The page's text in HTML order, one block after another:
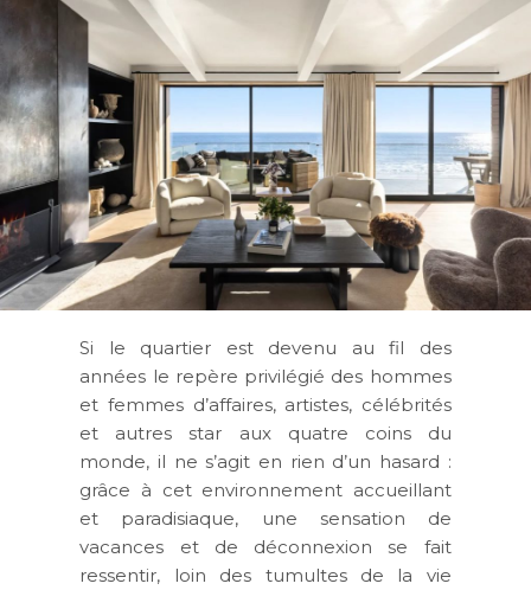
Si le quartier est devenu au fil des
années le repère privilégié des hommes
et femmes d’affaires, artistes, célébrités
et autres star aux quatre coins du
monde, il ne s’agit en rien d’un hasard :
grâce à cet environnement accueillant
et paradisiaque, une sensation de
vacances et de déconnexion se fait
ressentir, loin des tumultes de la vie